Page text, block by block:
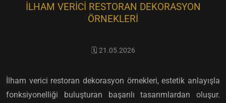
İLHAM VERICI RESTORAN DEKORASYON
ÖRNEKLERI
🗓️ 21.05.2026
İlham verici restoran dekorasyon örnekleri, estetik anlayışla
fonksiyonelliği buluşturan başarılı tasarımlardan oluşur.